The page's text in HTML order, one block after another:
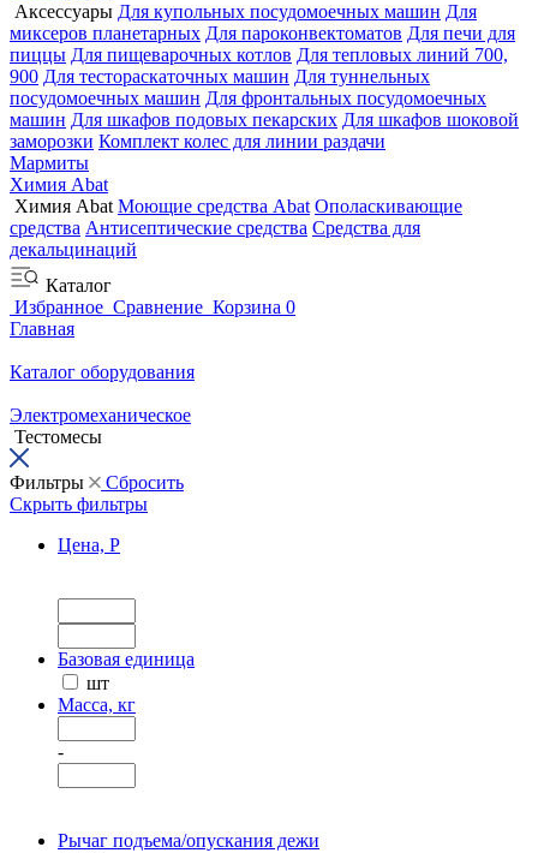
Аксессуары Для купольных посудомоечных машин Для
миксеров планетарных Для пароконвектоматов Для печи для
пиццы Для пищеварочных котлов Для тепловых линий 700,
900 Для тестораскаточных машин Для туннельных
посудомоечных машин Для фронтальных посудомоечных
машин Для шкафов подовых пекарских Для шкафов шоковой
заморозки Комплект колес для линии раздачи
Мармиты
Химия Abat
Химия Abat Моющие средства Abat Ополаскивающие
средства Антисептические средства Средства для
декальцинаций
Каталог
Избранное Сравнение Корзина 0
Главная
Каталог оборудования
Электромеханическое
Тестомесы
Фильтры
Сбросить
Скрыть фильтры
Цена, Р
Базовая единица
шт
Масса, кг
-
Рычаг подъема/опускания дежи